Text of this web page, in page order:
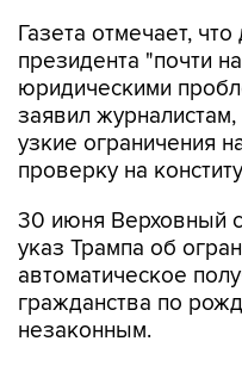
Газета отмечает,
президента "почти
юридическими
заявил
узкие ограничения
проверку на
30 июня Верховный
указ Трампа об
автоматическое
гражданства по
незаконным.